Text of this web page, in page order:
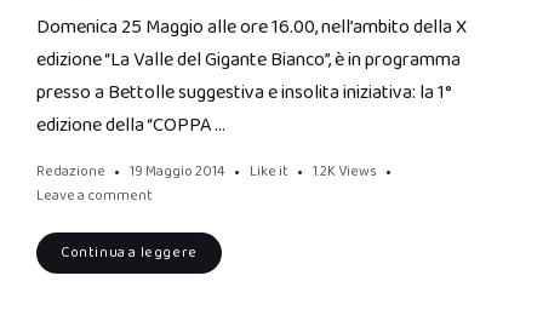
Domenica 25 Maggio alle ore 16.00, nell’ambito della X
edizione “La Valle del Gigante Bianco”, è in programma
presso a Bettolle suggestiva e insolita iniziativa: la 1°
edizione della “COPPA …
Redazione 19 Maggio 2014 Like it 1.2K Views
Leave a comment
Continua a leggere